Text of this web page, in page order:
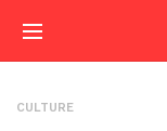
CULTURE